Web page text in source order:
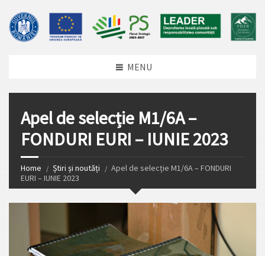
MENU
Apel de selecție M1/6A –
FONDURI EURI – IUNIE 2023
Home Știri și noutăți
Apel de selecție M1/6A – FONDURI
EURI – IUNIE 2023